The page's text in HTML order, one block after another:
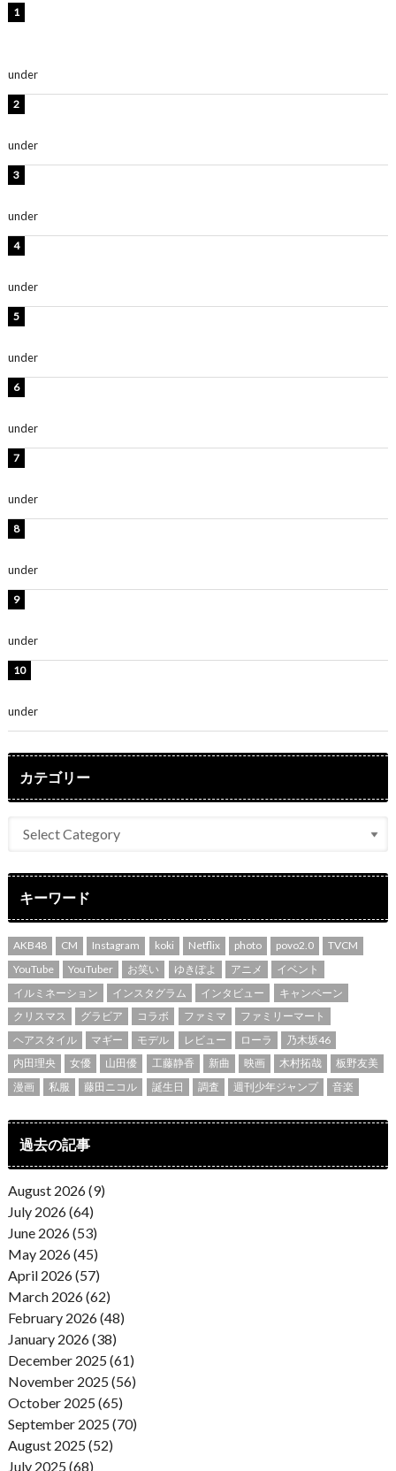
under
under
under
under
under
under
under
under
under
under
カテゴリー
キーワード
AKB48 CM Instagram koki Netflix photo povo2.0
TVCM
YouTube
YouTuber お笑い ゆきぽよ アニメ
イベント
イルミネーション
インスタグラム インタビュー
キャンペーン
クリスマス
グラビア コラボ ファミマ
ファミリーマート
ヘアスタイル
マギー モデル レビュー ローラ
乃木坂46
内田理央
女優 山田優 工藤静香 新曲 映画 木村拓哉
板野友美
漫画
私服 藤田ニコル 誕生日 調査 週刊少年ジャンプ 音楽
過去の記事
August 2026 (9)
July 2026 (64)
June 2026 (53)
May 2026 (45)
April 2026 (57)
March 2026 (62)
February 2026 (48)
January 2026 (38)
December 2025 (61)
November 2025 (56)
October 2025 (65)
September 2025 (70)
August 2025 (52)
July 2025 (68)